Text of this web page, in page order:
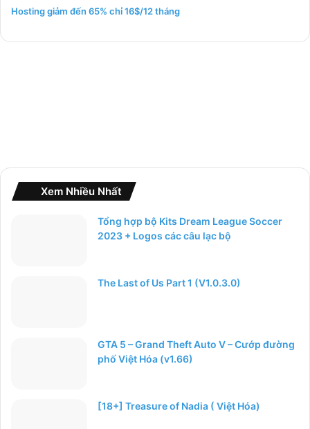
o
Hosting giảm đến 65% chỉ 16$/12 tháng
Xem Nhiều Nhất
Tổng hợp bộ Kits Dream League Soccer
2023 + Logos các câu lạc bộ
The Last of Us Part 1 (V1.0.3.0)
GTA 5 – Grand Theft Auto V – Cướp đường
phố Việt Hóa (v1.66)
[18+] Treasure of Nadia ( Việt Hóa)